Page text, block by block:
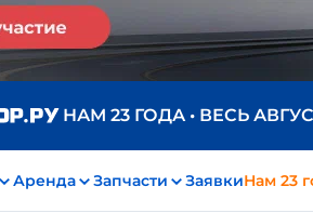
НАМ 23 ГОДА • ВЕСЬ
Аренда Запчасти ЗаявкиНам 23